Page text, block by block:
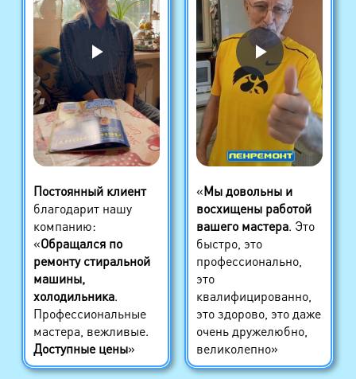
Постоянный клиент
благодарит нашу
компанию:
«Обращался по
ремонту стиральной
машины,
холодильника.
Профессиональные
мастера, вежливые.
Доступные цены»
«Мы довольны и
восхищены работой
вашего мастера. Это
быстро, это
профессионально,
это
квалифицированно,
это здорово, это даже
очень дружелюбно,
великолепно»